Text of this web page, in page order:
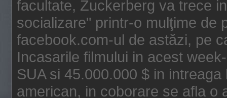
facultate, Zuckerberg va trece
socializare" printr-o mulţime de
facebook.com-ul de astăzi, pe
Incasarile filmului in acest
SUA si 45.000.000 $ in
american, in coborare se afla o